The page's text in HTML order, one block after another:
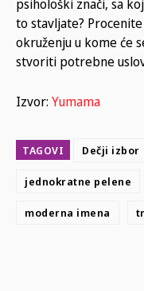
psihološki znači, sa
to stavljate?
okruženju u kome će
stvoriti potrebne
Izvor: Yumama
TAGOVI Dečji izbor
jednokratne pelene
moderna imena